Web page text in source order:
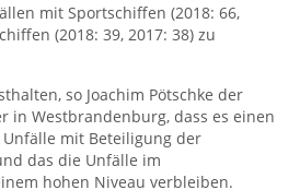
mit Sportschiffen (2018: 66,
(2018: 39, 2017: 38) zu
so Joachim Pötschke der
in Westbrandenburg, dass es einen
mit Beteiligung der
das die Unfälle im
hohen Niveau verbleiben.